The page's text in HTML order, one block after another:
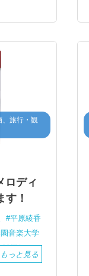
、旅行・観
ロディ
！
平原綾香
音楽大学
周年
っと見る